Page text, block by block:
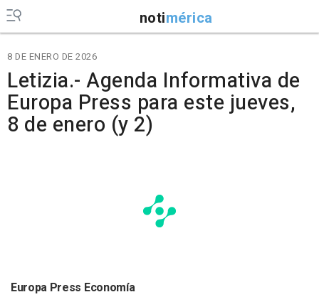
notimérica
8 DE ENERO DE 2026
Letizia.- Agenda Informativa de
Europa Press para este jueves,
8 de enero (y 2)
Europa Press Economía